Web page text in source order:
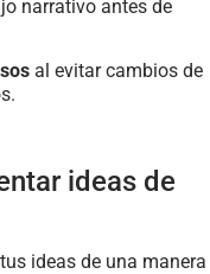
narrativo antes de
al evitar cambios de
ideas de
ideas de una manera